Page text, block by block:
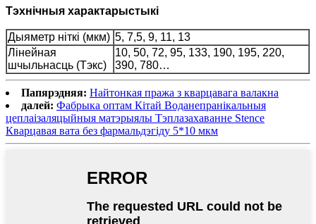
Тэхнічныя характарыстыкі
Дыяметр ніткі (мкм) 5, 7,5, 9, 11, 13
Лінейная
шчыльнасць (Тэкс)
10, 50, 72, 95, 133, 190, 195, 220,
390, 780…
Папярэдняя: Найтонкая пража з кварцавага валакна
далей: Фабрыка оптам Кітай Воданепранікальныя
цеплаізаляцыйныя матэрыялы Тэплазахаванне Stence
Кварцавая вата без фармальдэгіду 5*10 мкм